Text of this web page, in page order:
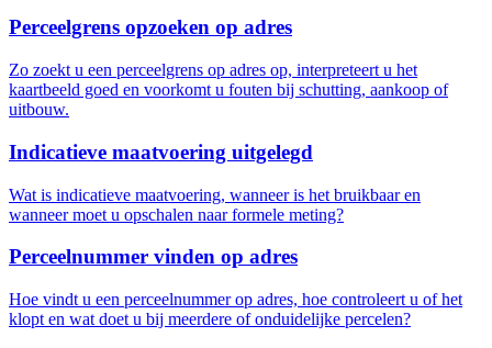
Perceelgrens opzoeken op adres
Zo zoekt u een perceelgrens op adres op, interpreteert u het
kaartbeeld goed en voorkomt u fouten bij schutting, aankoop of
uitbouw.
Indicatieve maatvoering uitgelegd
Wat is indicatieve maatvoering, wanneer is het bruikbaar en
wanneer moet u opschalen naar formele meting?
Perceelnummer vinden op adres
Hoe vindt u een perceelnummer op adres, hoe controleert u of het
klopt en wat doet u bij meerdere of onduidelijke percelen?